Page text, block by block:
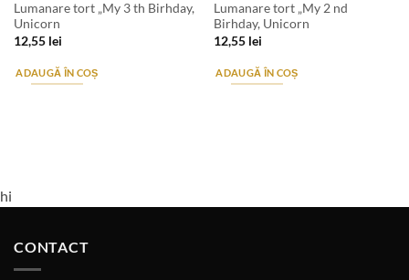
Lumanare tort „My 3 th Birhday,
Unicorn
12,55 lei
ADAUGĂ ÎN COȘ
Lumanare tort „My 2 nd
Birhday, Unicorn
12,55 lei
ADAUGĂ ÎN COȘ
hi
CONTACT